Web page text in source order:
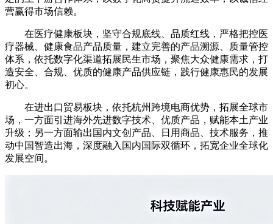
营赢得市场信赖。
在医疗健康板块，坚守合规底线、品质红线，严格把控医
疗器械、健康食品产品质量，建立完善的产品溯源、质量管控
体系，依托数字化渠道拓展民生市场，聚焦大众健康需求，打
造安全、合规、优质的健康产品供应链，践行健康惠民的发展
初心。
在进出口贸易板块，依托杭州跨境电商优势，拓展全球市
场，一方面引进海外先进数字技术、优质产品，赋能本土产业
升级；另一方面输出国内文创产品、日用商品、技术服务，推
动中国智造出海，深度融入国内国际双循环，拓宽企业全球化
发展空间。